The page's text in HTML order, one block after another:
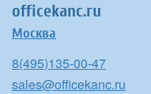
officekanc.ru
Москва
8(495)135-00-47
sales@officekanc.ru